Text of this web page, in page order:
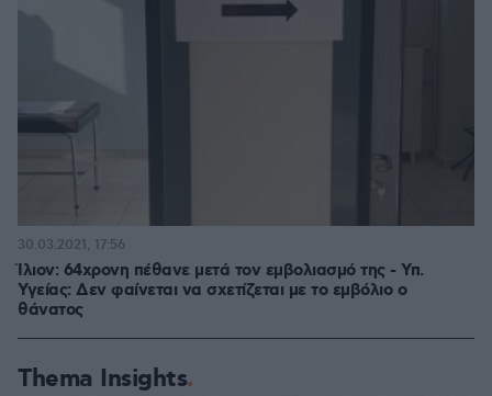
Ίλιον: 64χρονη πέθανε μετά τον εμβολιασμό της - Υπ.
Υγείας: Δεν φαίνεται να σχετίζεται με το εμβόλιο ο
θάνατος
30.03.2021, 17:56
Thema Insights